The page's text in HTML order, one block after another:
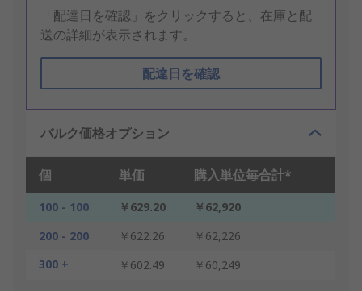
「配達日を確認」をクリックすると、在庫と配
送の詳細が表示されます。
配達日を確認
バルク価格オプション
個 単価 購入単位毎合計*
100 - 100 ￥629.20
￥62,920
200 - 200
￥622.26
￥62,226
300 +
￥602.49 ￥60,249